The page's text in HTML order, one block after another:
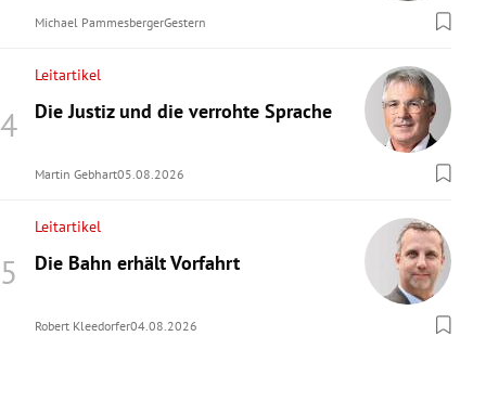
Michael PammesbergerGestern
Leitartikel
Die Justiz und die verrohte Sprache
Martin Gebhart05.08.2026
Leitartikel
Die Bahn erhält Vorfahrt
Robert Kleedorfer04.08.2026